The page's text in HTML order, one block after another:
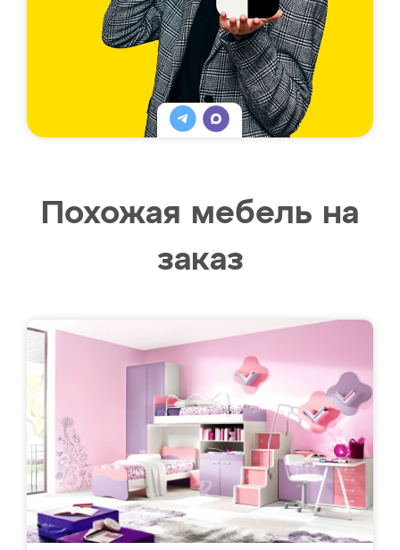
Похожая мебель на
заказ